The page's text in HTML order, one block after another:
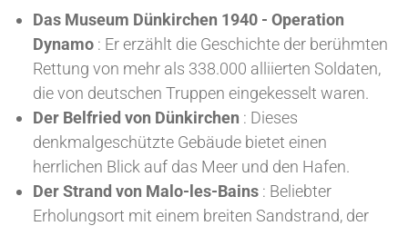
Das Museum Dünkirchen 1940 - Operation
Dynamo : Er erzählt die Geschichte der berühmten
Rettung von mehr als 338.000 alliierten Soldaten,
die von deutschen Truppen eingekesselt waren.
Der Belfried von Dünkirchen : Dieses
denkmalgeschützte Gebäude bietet einen
herrlichen Blick auf das Meer und den Hafen.
Der Strand von Malo-les-Bains : Beliebter
Erholungsort mit einem breiten Sandstrand, der